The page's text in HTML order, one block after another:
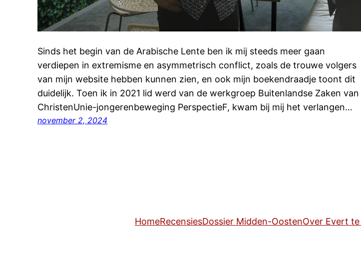
Sinds het begin van de Arabische Lente ben ik mij steeds meer gaan
verdiepen in extremisme en asymmetrisch conflict, zoals de trouwe volgers
van mijn website hebben kunnen zien, en ook mijn boekendraadje toont dit
duidelijk. Toen ik in 2021 lid werd van de werkgroep Buitenlandse Zaken van
ChristenUnie-jongerenbeweging PerspectieF, kwam bij mij het verlangen…
november 2, 2024
HomeRecensiesDossier Midden-OostenOver Evert te